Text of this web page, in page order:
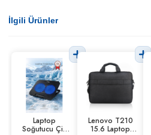
İlgili Ürünler
Laptop
Soğutucu Çift
Lenovo T210
15.6 Laptop